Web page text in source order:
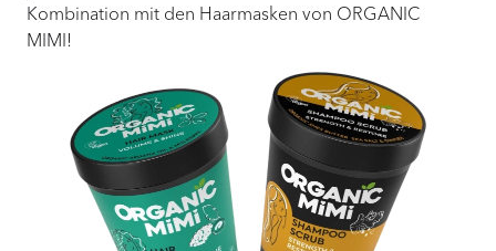
Kombination mit den Haarmasken von ORGANIC
MIMI!